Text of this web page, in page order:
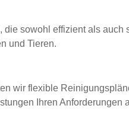
sowohl effizient als
und Tieren.
wir flexible
Ihren